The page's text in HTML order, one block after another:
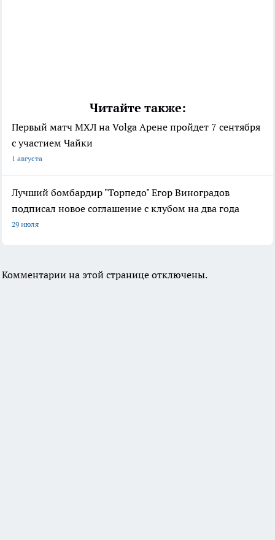
Читайте также:
Первый матч МХЛ на Volga Арене пройдет 7 сентября
с участием Чайки
1 августа
Лучший бомбардир "Торпедо" Егор Виноградов
подписал новое соглашение с клубом на два года
29 июля
Комментарии на этой странице отключены.